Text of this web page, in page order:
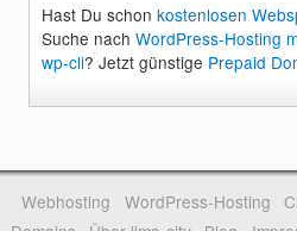
Hast Du schonkostenlosen
Suche nachWordPress-Hosting
wp-cli? Jetzt günstige Prepaid
Webhosting WordPress-Hosting